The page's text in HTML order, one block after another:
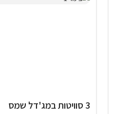
3 סוויטות במג'דל שמס